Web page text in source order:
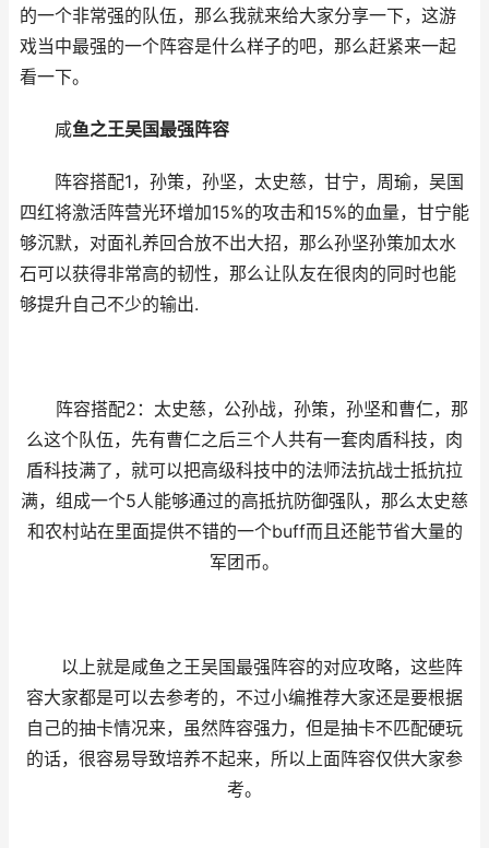
的一个非常强的队伍，那么我就来给大家分享一下，这游
戏当中最强的一个阵容是什么样子的吧，那么赶紧来一起
看一下。
咸鱼之王吴国最强阵容
阵容搭配1，孙策，孙坚，太史慈，甘宁，周瑜，吴国
四红将激活阵营光环增加15%的攻击和15%的血量，甘宁能
够沉默，对面礼养回合放不出大招，那么孙坚孙策加太水
石可以获得非常高的韧性，那么让队友在很肉的同时也能
够提升自己不少的输出.
阵容搭配2：太史慈，公孙战，孙策，孙坚和曹仁，那
么这个队伍，先有曹仁之后三个人共有一套肉盾科技，肉
盾科技满了，就可以把高级科技中的法师法抗战士抵抗拉
满，组成一个5人能够通过的高抵抗防御强队，那么太史慈
和农村站在里面提供不错的一个buff而且还能节省大量的
军团币。
以上就是咸鱼之王吴国最强阵容的对应攻略，这些阵
容大家都是可以去参考的，不过小编推荐大家还是要根据
自己的抽卡情况来，虽然阵容强力，但是抽卡不匹配硬玩
的话，很容易导致培养不起来，所以上面阵容仅供大家参
考。